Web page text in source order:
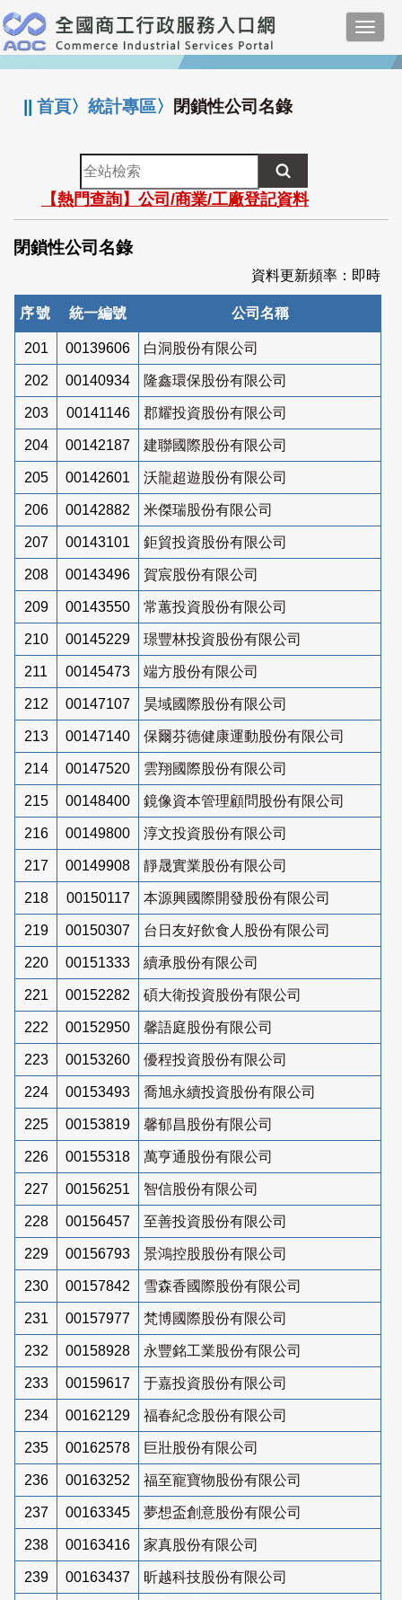
跳
到
主
要
:::
||首頁〉統計專區〉 閉鎖性公司名錄
全
站
檢
索
【熱門查詢】公司/商業/工廠登記資料
閉鎖性公司名錄
資料更新頻率：即時
序號 統一編號 公司名稱
201 00139606 白洞股份有限公司
202 00140934 隆鑫環保股份有限公司
203 00141146 郡耀投資股份有限公司
204 00142187 建聯國際股份有限公司
205 00142601 沃龍超遊股份有限公司
206 00142882 米傑瑞股份有限公司
207 00143101 鉅貿投資股份有限公司
208 00143496 賀宸股份有限公司
209 00143550 常蕙投資股份有限公司
210 00145229 璟豐林投資股份有限公司
211 00145473 端方股份有限公司
212 00147107 昊域國際股份有限公司
213 00147140 保爾芬德健康運動股份有限公司
214 00147520 雲翔國際股份有限公司
215 00148400 鏡像資本管理顧問股份有限公司
216 00149800 淳文投資股份有限公司
217 00149908 靜晟實業股份有限公司
218 00150117 本源興國際開發股份有限公司
219 00150307 台日友好飲食人股份有限公司
220 00151333 續承股份有限公司
221 00152282 碩大衛投資股份有限公司
222 00152950 馨語庭股份有限公司
223 00153260 優程投資股份有限公司
224 00153493 喬旭永續投資股份有限公司
225 00153819 馨郁昌股份有限公司
226 00155318 萬亨通股份有限公司
227 00156251 智信股份有限公司
228 00156457 至善投資股份有限公司
229 00156793 景鴻控股股份有限公司
230 00157842 雪森香國際股份有限公司
231 00157977 梵博國際股份有限公司
232 00158928 永豐銘工業股份有限公司
233 00159617 于嘉投資股份有限公司
234 00162129 福春紀念股份有限公司
235 00162578 巨壯股份有限公司
236 00163252 福至寵寶物股份有限公司
237 00163345 夢想盃創意股份有限公司
238 00163416 家真股份有限公司
239 00163437 昕越科技股份有限公司